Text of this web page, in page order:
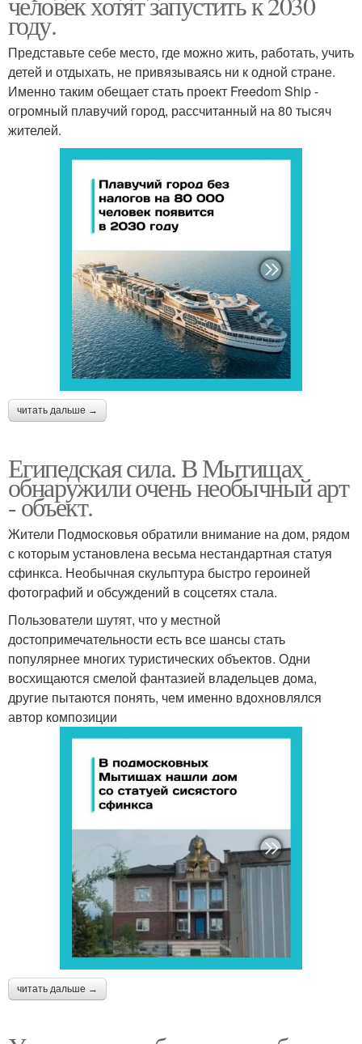
году.
Представьте себе место, где можно жить, работать, учить
детей и отдыхать, не привязываясь ни к одной стране.
Именно таким обещает стать проект Freedom Ship -
огромный плавучий город, рассчитанный на 80 тысяч
жителей.
читать дальше →
Египедская сила. В Мытищах
обнаружили очень необычный арт
- объект.
Жители Подмосковья обратили внимание на дом, рядом
с которым установлена весьма нестандартная статуя
сфинкса. Необычная скульптура быстро героиней
фотографий и обсуждений в соцсетях стала.
Пользователи шутят, что у местной
достопримечательности есть все шансы стать
популярнее многих туристических объектов. Одни
восхищаются смелой фантазией владельцев дома,
другие пытаются понять, чем именно вдохновлялся
автор композиции
читать дальше →